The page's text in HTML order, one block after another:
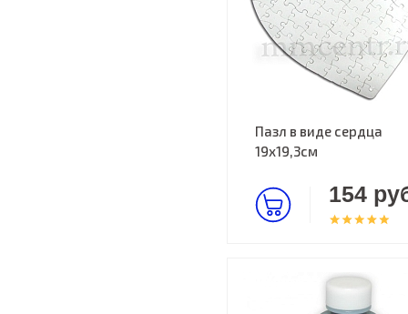
Пазл в виде сердца
19х19,3см
154